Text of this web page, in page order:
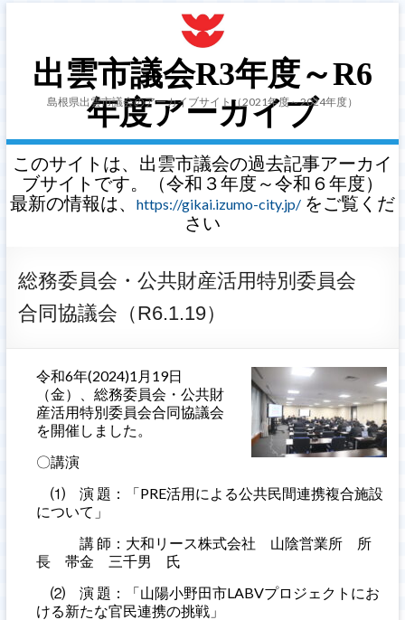
出雲市議会R3年度～R6
年度アーカイブ
島根県出雲市議会のアーカイブサイト（2021年度～2024年度）
このサイトは、出雲市議会の過去記事アーカイ
ブサイトです。（令和３年度～令和６年度）
最新の情報は、
https://gikai.izumo-city.jp/をご覧くだ
さい
総務委員会・公共財産活用特別委員会
合同協議会（R6.1.19）
令和6年(2024)1月19日
（金）、総務委員会・公共財
産活用特別委員会合同協議会
を開催しました。
〇講演
⑴ 演 題：「PRE活用による公共民間連携複合施設
について」
講 師：大和リース株式会社 山陰営業所 所
長 帯金 三千男 氏
⑵ 演 題：「山陽小野田市LABVプロジェクトにお
ける新たな官民連携の挑戦」